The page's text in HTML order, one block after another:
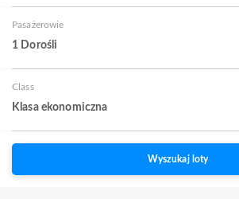
Pasażerowie
1 Dorośli
Class
Klasa ekonomiczna
Wyszukaj loty